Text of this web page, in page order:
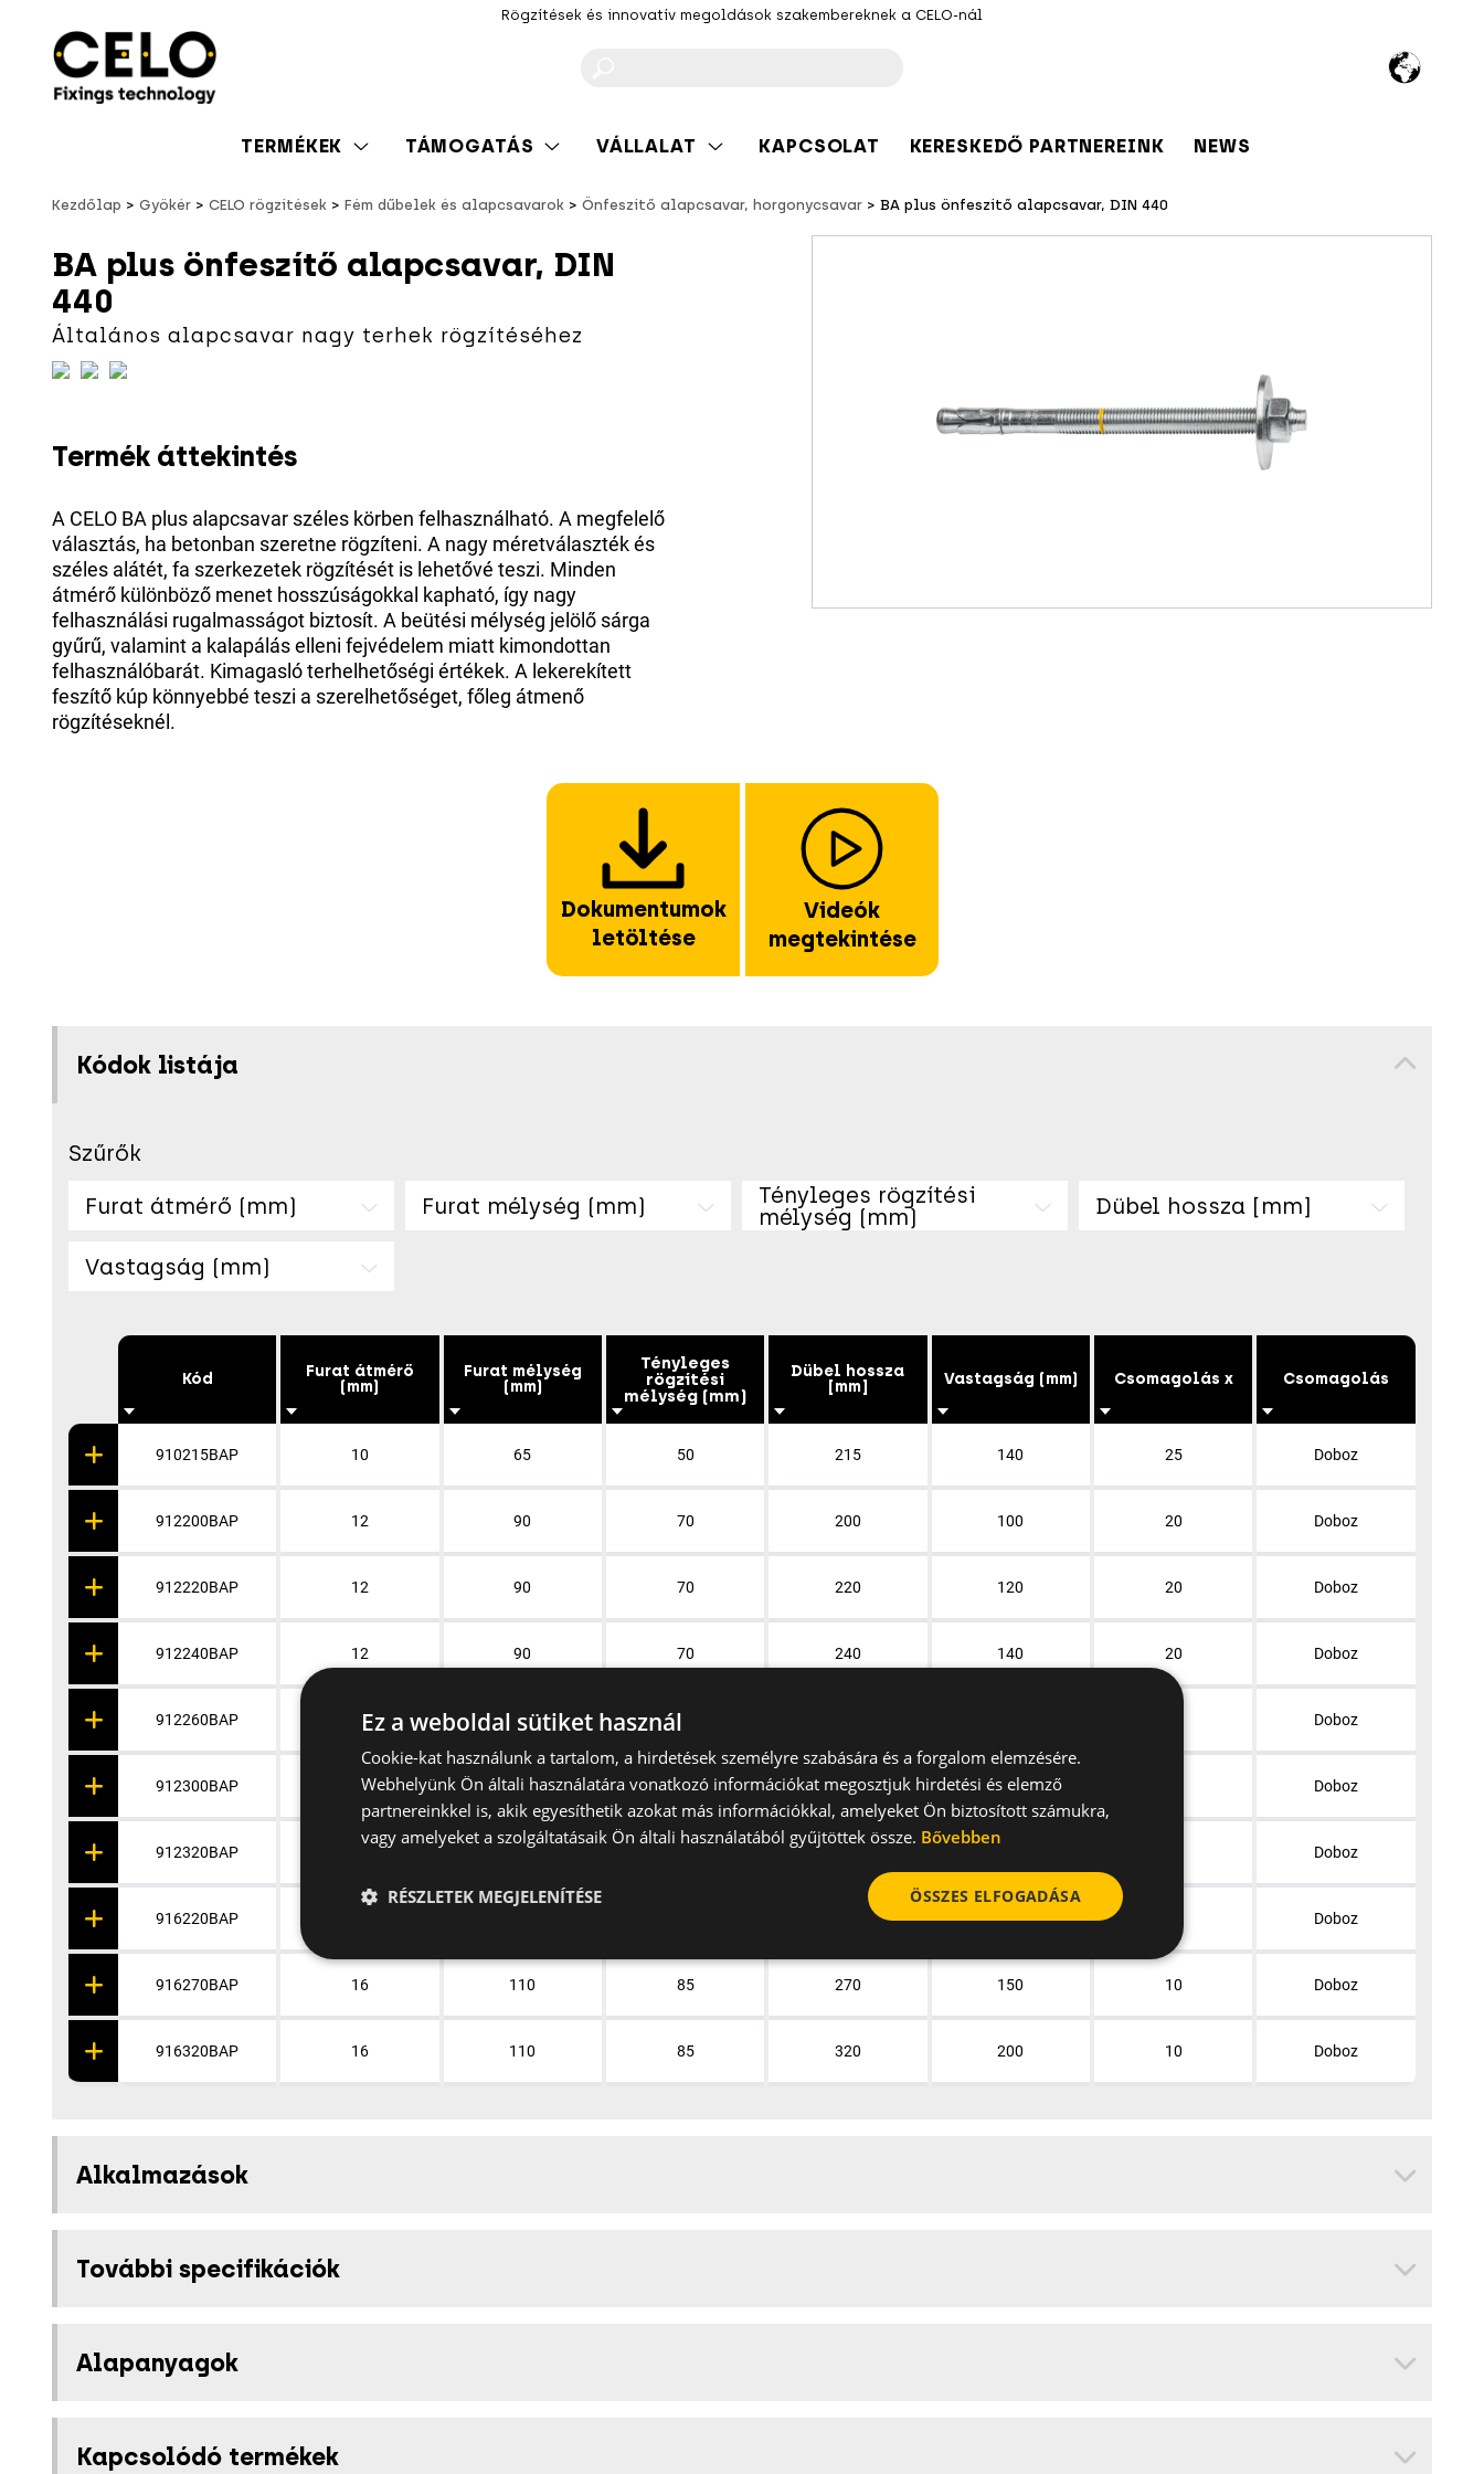
Rögzítések és innovatív megoldások szakembereknek a CELO-nál
TERMÉKEK TÁMOGATÁS VÁLLALAT KAPCSOLAT KERESKEDŐ PARTNEREINK NEWS
Kezdőlap Gyökér CELO rögzítések Fém dűbelek és alapcsavarok Önfeszítő alapcsavar, horgonycsavar BA plus önfeszítő alapcsavar, DIN 440
BA plus önfeszítő alapcsavar, DIN
440
Általános alapcsavar nagy terhek rögzítéséhez
Termék áttekintés
A CELO BA plus alapcsavar széles körben felhasználható. A megfelelő
választás, ha betonban szeretne rögzíteni. A nagy méretválaszték és
széles alátét, fa szerkezetek rögzítését is lehetővé teszi. Minden
átmérő különböző menet hosszúságokkal kapható, így nagy
felhasználási rugalmasságot biztosít. A beütési mélység jelölő sárga
gyűrű, valamint a kalapálás elleni fejvédelem miatt kimondottan
felhasználóbarát. Kimagasló terhelhetőségi értékek. A lekerekített
feszítő kúp könnyebbé teszi a szerelhetőséget, főleg átmenő
rögzítéseknél.
Dokumentumok
letöltése
Videók
megtekintése
Kódok listája
Szűrők
Furat átmérő (mm)
Furat mélység (mm)
Tényleges rögzítési
mélység (mm)
Dübel hossza [mm]
Vastagság (mm)
Kód
910215BAP
912200BAP
912220BAP
912240BAP
912260BAP
912300BAP
912320BAP
916220BAP
916270BAP
916320BAP
Furat átmérő
(mm)
10
12
12
12
12
12
16
16
Furat mélység
(mm)
65
90
90
90
90
90
90
110
110
Tényleges
rögzítési
mélység (mm)
50
70
70
70
70
85
85
Dübel hossza
[mm]
215
200
220
240
300
270
320
Vastagság (mm)
140
100
120
140
200
100
150
200
Csomagolás x
25
20
20
20
10
10
Csomagolás
Doboz
Doboz
Doboz
Doboz
Doboz
Doboz
Doboz
Doboz
Doboz
Doboz
Alkalmazások
További specifikációk
Alapanyagok
Kapcsolódó termékek
Ez a weboldal sütiket használ
Cookie-kat használunk a tartalom, a hirdetések személyre szabására és a forgalom elemzésére.
Webhelyünk Ön általi használatára vonatkozó információkat megosztjuk hirdetési és elemző
partnereinkkel is, akik egyesíthetik azokat más információkkal, amelyeket Ön biztosított számukra,
vagy amelyeket a szolgáltatásaik Ön általi használatából gyűjtöttek össze. Bővebben
ÖSSZES ELFOGADÁSA
RÉSZLETEK MEGJELENÍTÉSE